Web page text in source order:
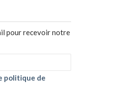
pour recevoir notre
politique de